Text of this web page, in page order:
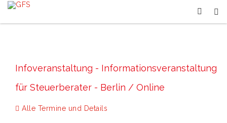
Infoveranstaltung - Informationsveranstaltung
für Steuerberater - Berlin / Online
Alle Termine und Details